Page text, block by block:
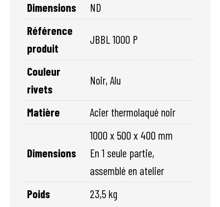
Dimensions
ND
Référence
produit
JBBL 1000 P
Couleur
rivets
Noir, Alu
Matière Acier thermolaqué noir
Dimensions
1000 x 500 x 400 mm
En 1 seule partie,
assemblé en atelier
Poids
23,5 kg